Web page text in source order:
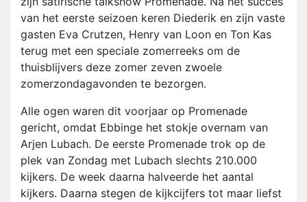
van het eerste seizoen keren Diederik en zijn vaste
gasten Eva Crutzen, Henry van Loon en Ton Kas
terug met een speciale zomerreeks om de
thuisblijvers deze zomer zeven zwoele
zomerzondagavonden te bezorgen.
Alle ogen waren dit voorjaar op Promenade
gericht, omdat Ebbinge het stokje overnam van
Arjen Lubach. De eerste Promenade trok op de
plek van Zondag met Lubach slechts 210.000
kijkers. De week daarna halveerde het aantal
kijkers. Daarna stegen de kijkcijfers tot maar liefst